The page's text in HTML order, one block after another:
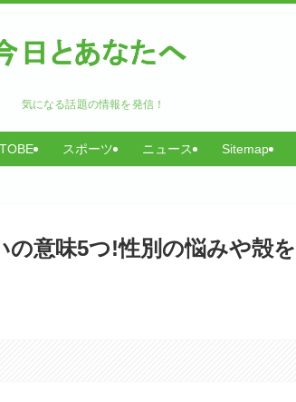
気になる話題の情報を発信！
スポーツ ニュース Sitemap
の意味5つ!性別の悩みや殻